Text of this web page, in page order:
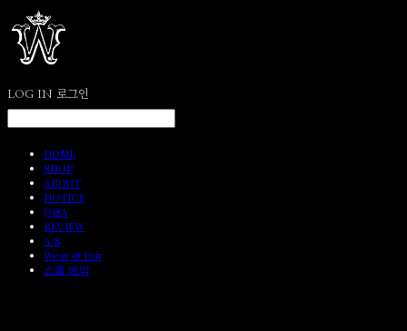
LOG IN 로그인
HOME
SHOP
ABOUT
NOTICE
Q&A
REVIEW
A/S
Wear & Pair
쇼룸 예약